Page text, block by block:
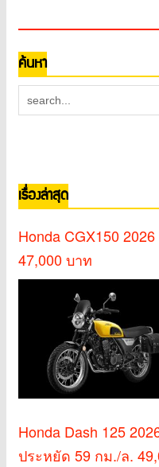
ค้นหา
เรื่องล่าสุด
Honda CGX150
47,000 บาท
Honda Dash 125
ประหยัด 59 กม./ล.